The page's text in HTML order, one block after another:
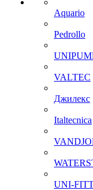
Aquario
Pedrollo
VALTEC
Джилекс
Italtecnica
UNI-